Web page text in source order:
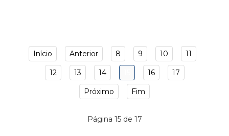
Início Anterior 8 9 10 11
12 13 14 16 17
Próximo Fim
Página 15 de 17